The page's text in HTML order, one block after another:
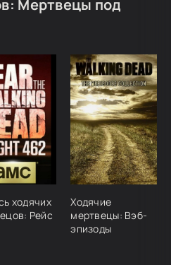
Мертвецы под
ходячих
Рейс
Ходячие
мертвецы: Вэб-
эпизоды